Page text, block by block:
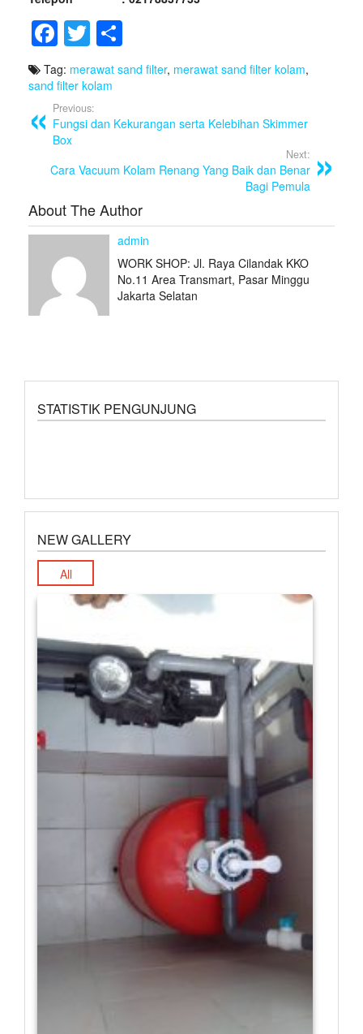
F
a
c
e
b
o
k
T
wi
tt
er
h
ar
e
Tag: merawat sand filter, merawat sand filter kolam,
sand filter kolam
Previous:
Fungsi dan Kekurangan serta Kelebihan Skimmer
Box
Next:
Cara Vacuum Kolam Renang Yang Baik dan Benar
Bagi Pemula
About The Author
admin
WORK SHOP: Jl. Raya Cilandak KKO
No.11 Area Transmart, Pasar Minggu
Jakarta Selatan
STATISTIK PENGUNJUNG
NEW GALLERY
All